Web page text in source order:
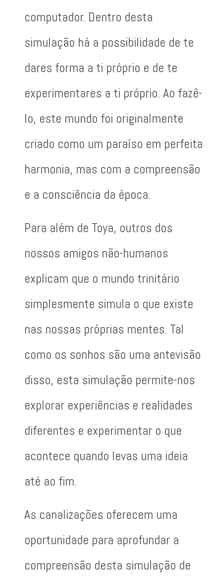
computador. Dentro desta
simulação há a possibilidade de te
dares forma a ti próprio e de te
experimentares a ti próprio. Ao fazê-
lo, este mundo foi originalmente
criado como um paraíso em perfeita
harmonia, mas com a compreensão
e a consciência da época.
Para além de Toya, outros dos
nossos amigos não-humanos
explicam que o mundo trinitário
simplesmente simula o que existe
nas nossas próprias mentes. Tal
como os sonhos são uma antevisão
disso, esta simulação permite-nos
explorar experiências e realidades
diferentes e experimentar o que
acontece quando levas uma ideia
até ao fim.
As canalizações oferecem uma
oportunidade para aprofundar a
compreensão desta simulação de